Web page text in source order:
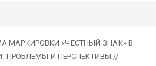
МАРКИРОВКИ «ЧЕСТНЫЙ ЗНАК» В
И ПЕРСПЕКТИВЫ //